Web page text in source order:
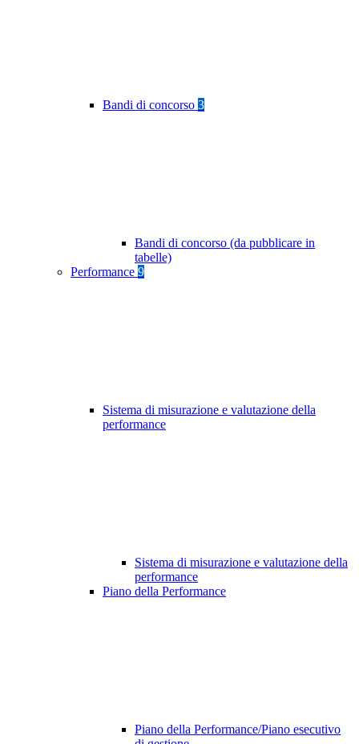
Bandi di concorso 3
Bandi di concorso (da pubblicare in
tabelle)
Performance 9
Sistema di misurazione e valutazione della
performance
Sistema di misurazione e valutazione della
performance
Piano della Performance
Piano della Performance/Piano esecutivo